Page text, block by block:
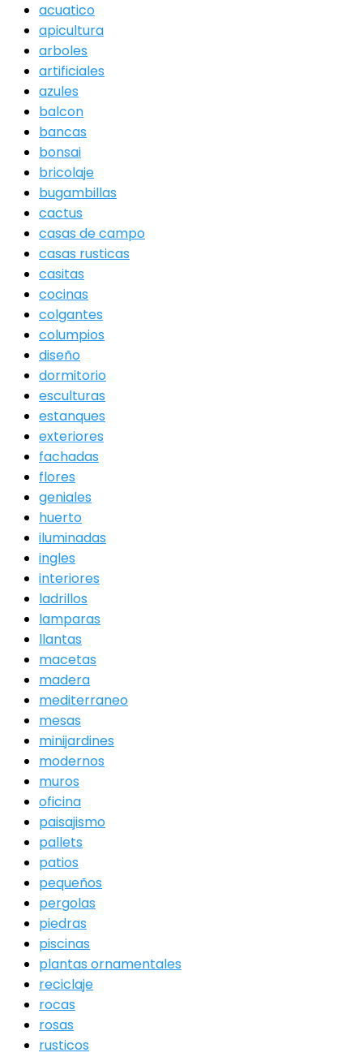
acuatico
apicultura
arboles
artificiales
azules
balcon
bancas
bonsai
bricolaje
bugambillas
cactus
casas de campo
casas rusticas
casitas
cocinas
colgantes
columpios
diseño
dormitorio
esculturas
estanques
exteriores
fachadas
flores
geniales
huerto
iluminadas
ingles
interiores
ladrillos
lamparas
llantas
macetas
madera
mediterraneo
mesas
minijardines
modernos
muros
oficina
paisajismo
pallets
patios
pequeños
pergolas
piedras
piscinas
plantas ornamentales
reciclaje
rocas
rosas
rusticos